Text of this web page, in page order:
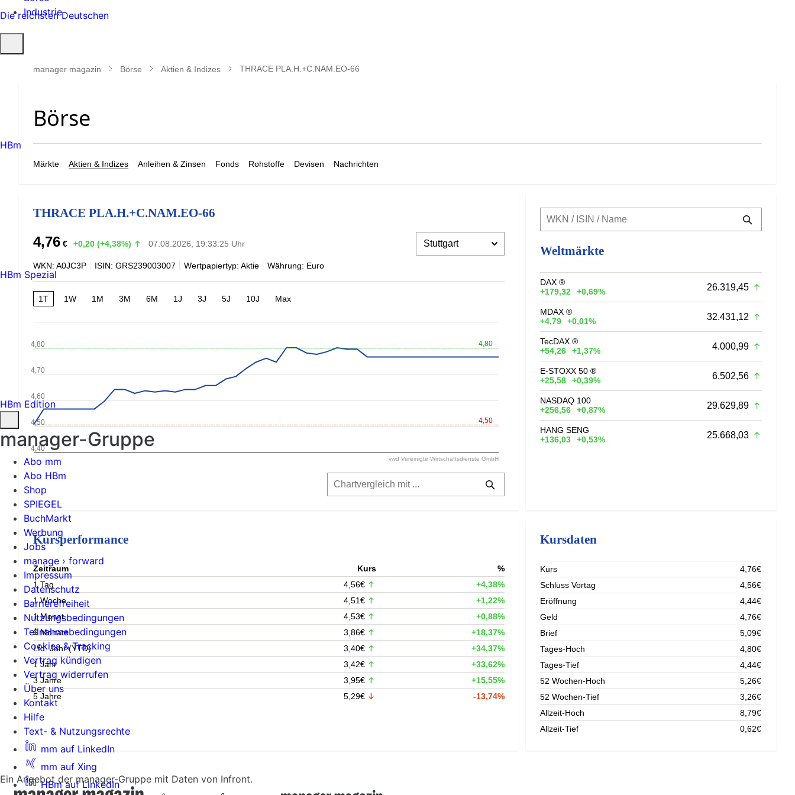
Industrie
öffnen
manager magazin Börse Aktien & Indizes THRACE PLA.H.+C.NAM.EO-66
Märkte Aktien & Indizes Anleihen & Zinsen Fonds Rohstoffe Devisen Nachrichten
THRACE PLA.H.+C.NAM.EO-66
4,76 € +0,20 (+4,38%) 07.08.2026, 19:33:25 Uhr
WKN: A0JC3P ISIN: GRS239003007 Wertpapiertyp: Aktie Währung: Euro
1T 1W 1M 3M 6M 1J 3J 5J 10J Max
4,80
4,50
4,40
4,50
4,60
4,70
4,80
vwd Vereinigte Wirtschaftsdienste GmbH
Weltmärkte
DAX ®
+179,32
+0,69% 26.319,45
MDAX ®
+4,79
+0,01% 32.431,12
TecDAX ®
+54,26
+1,37% 4.000,99
E-STOXX 50 ®
+25,58
+0,39% 6.502,56
NASDAQ 100
+256,56
+0,87% 29.629,89
HANG SENG
+136,03
+0,53% 25.668,03
Kursperformance
Zeitraum Kurs
%
1 Tag
4,56€
+4,38%
1 Woche
4,51€
+1,22%
1 Monat
4,53€
+0,88%
6 Monate
3,86€
+18,37%
Lfd. Jahr (YTD)
3,40€
+34,37%
1 Jahr
3,42€
+33,62%
3 Jahre
3,95€
+15,55%
5 Jahre
5,29€ -13,74%
Kursdaten
Kurs
4,76€
Schluss Vortag
4,56€
Eröffnung
4,44€
Geld
4,76€
Brief
5,09€
Tages-Hoch
4,80€
Tages-Tief
4,44€
52 Wochen-Hoch
5,26€
52 Wochen-Tief
3,26€
Allzeit-Hoch
8,79€
Allzeit-Tief
0,62€
Ein Angebot der manager-Gruppe mit Daten von Infront.
Die reichsten Deutschen
HBm
HBm Spezial
HBm Edition
manager-Gruppe
Abo mm
Abo HBm
Shop
SPIEGEL
BuchMarkt
Werbung
Jobs
manage › forward
Impressum
Datenschutz
Barrierefreiheit
Nutzungsbedingungen
Teilnahmebedingungen
Cookies & Tracking
Vertrag kündigen
Vertrag widerrufen
Über uns
Kontakt
Hilfe
Text- & Nutzungsrechte
mm auf LinkedIn
mm auf Xing
HBm auf LinkedIn